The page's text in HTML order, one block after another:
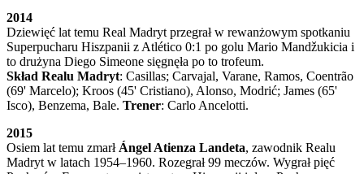
2014
Dziewięć lat temu Real Madryt przegrał w rewanżowym spotkaniu
Superpucharu Hiszpanii z Atlético 0:1 po golu Mario Mandžukicia i
to drużyna Diego Simeone sięgnęła po to trofeum.
Skład Realu Madryt: Casillas; Carvajal, Varane, Ramos, Coentrão
(69' Marcelo); Kroos (45' Cristiano), Alonso, Modrić; James (65'
Isco), Benzema, Bale. Trener: Carlo Ancelotti.
2015
Osiem lat temu zmarł Ángel Atienza Landeta, zawodnik Realu
Madryt w latach 1954–1960. Rozegrał 99 meczów. Wygrał pięć